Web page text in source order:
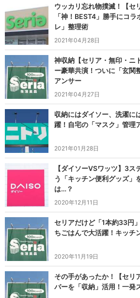
ウッカリ忘れ物撲滅！【セ
「神！BEST4」勝手にコ
レ」整理術
2021年04月28日
神収納【セリア・無印・ニ
ー豪華共演！ついに「玄関
アンサー
2021年04月27日
収納にはダイソー、洗濯に
躍！自宅の「マスク」管理
2021年01月28日
【ダイソーVSワッツ】3ス
う「キッチン便利グッズ」
は…？
2020年12月11日
セリアだけど「1本約33円
ちごはんで大活躍！キッチ
2020年11月19日
その手があったか！【セリ
バーを「収納」活用！一発